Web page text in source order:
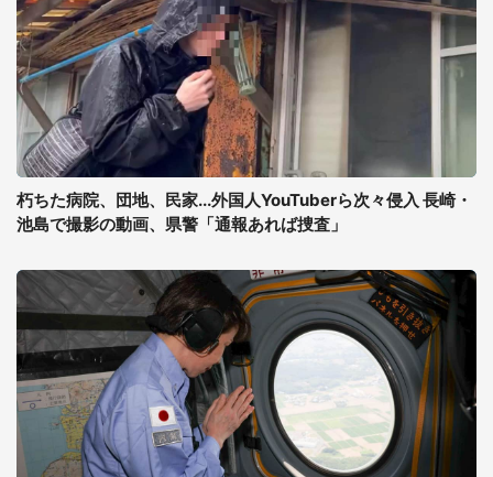
朽ちた病院、団地、民家...外国人YouTuberら次々侵入 長崎・
池島で撮影の動画、県警「通報あれば捜査」